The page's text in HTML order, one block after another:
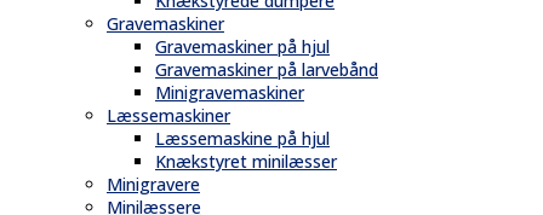
Gravemaskiner
Gravemaskiner på hjul
Gravemaskiner på larvebånd
Minigravemaskiner
Læssemaskiner
Læssemaskine på hjul
Knækstyret minilæsser
Minigravere
Minilæssere